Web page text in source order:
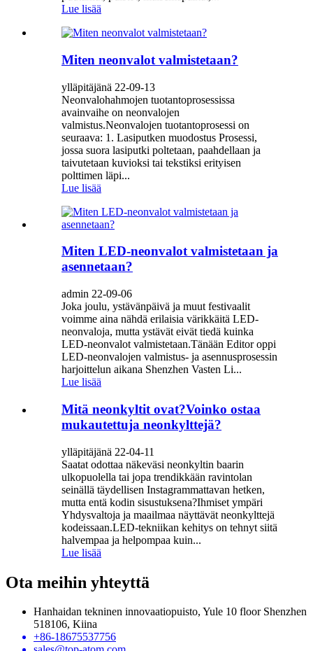
Lue lisää
Miten neonvalot valmistetaan?
ylläpitäjänä 22-09-13
Neonvalohahmojen tuotantoprosessissa
avainvaihe on neonvalojen
valmistus.Neonvalojen tuotantoprosessi on
seuraava: 1. Lasiputken muodostus Prosessi,
jossa suora lasiputki poltetaan, paahdellaan ja
taivutetaan kuvioksi tai tekstiksi erityisen
polttimen läpi...
Lue lisää
Miten LED-neonvalot valmistetaan ja
asennetaan?
admin 22-09-06
Joka joulu, ystävänpäivä ja muut festivaalit
voimme aina nähdä erilaisia ​​värikkäitä LED-
neonvaloja, mutta ystävät eivät tiedä kuinka
LED-neonvalot valmistetaan.Tänään Editor oppi
LED-neonvalojen valmistus- ja asennusprosessin
harjoittelun aikana Shenzhen Vasten Li...
Lue lisää
Mitä neonkyltit ovat?Voinko ostaa
mukautettuja neonkylttejä?
ylläpitäjänä 22-04-11
Saatat odottaa näkeväsi neonkyltin baarin
ulkopuolella tai jopa trendikkään ravintolan
seinällä täydellisen Instagrammattavan hetken,
mutta entä kodin sisustuksena?Ihmiset ympäri
Yhdysvaltoja ja maailmaa näyttävät neonkylttejä
kodeissaan.LED-tekniikan kehitys on tehnyt siitä
halvempaa ja helpompaa kuin...
Lue lisää
Ota meihin yhteyttä
Hanhaidan tekninen innovaatiopuisto, Yule 10 floor Shenzhen
518106, Kiina
+86-18675537756